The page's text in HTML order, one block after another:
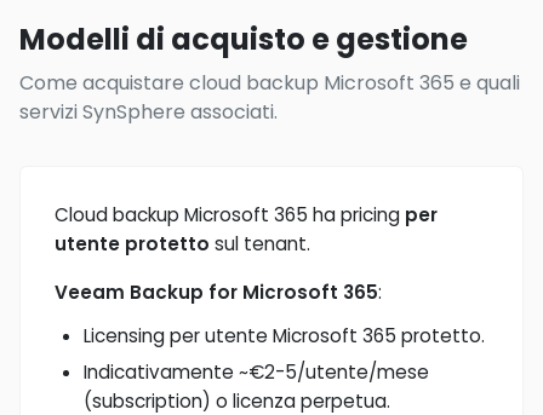
Modelli di acquisto e gestione
Come acquistare cloud backup Microsoft 365 e quali
servizi SynSphere associati.
Cloud backup Microsoft 365 ha pricing per
utente protetto sul tenant.
Veeam Backup for Microsoft 365:
Licensing per utente Microsoft 365 protetto.
Indicativamente ~€2-5/utente/mese
(subscription) o licenza perpetua.